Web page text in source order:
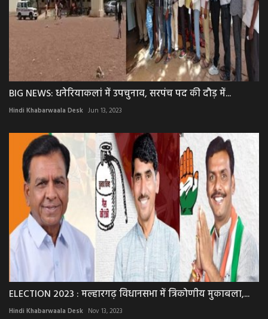
BIG NEWS: धनेरियाकलां में उपचुनाव, सरपंच पद की दौड़ में...
Hindi Khabarwaala Desk Jun 13, 2023
ELECTION 2023 : मल्हारगढ़ विधानसभा में त्रिकोणीय मुकाबला,...
Hindi Khabarwaala Desk Nov 13, 2023